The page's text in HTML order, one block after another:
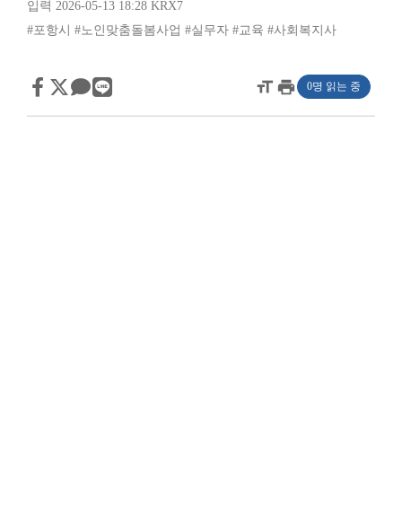
입력 2026-05-13 18:28 KRX7
#포항시
#노인맞춤돌봄사업 #실무자 #교육 #사회복지사
format_sizeprint 0명 읽는 중